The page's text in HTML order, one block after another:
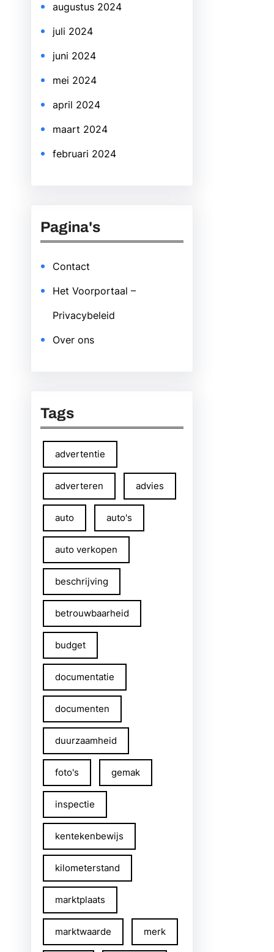
augustus 2024
juli 2024
juni 2024
mei 2024
april 2024
maart 2024
februari 2024
Pagina's
Contact
Het Voorportaal –
Privacybeleid
Over ons
Tags
advertentie
adverteren advies
auto auto's
auto verkopen
beschrijving
betrouwbaarheid
budget
documentatie
documenten
duurzaamheid
foto's gemak
inspectie
kentekenbewijs
kilometerstand
marktplaats
marktwaarde merk